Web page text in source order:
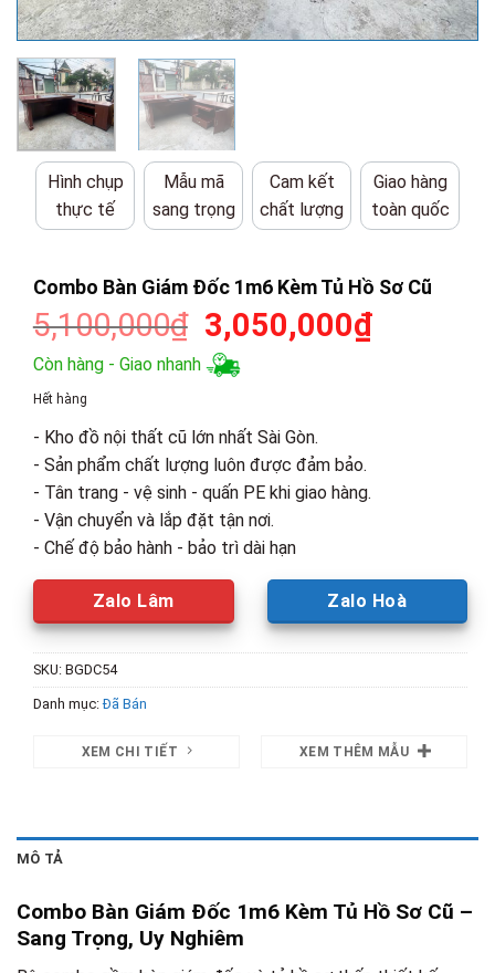
Hình chụp
thực tế
Mẫu mã
sang trọng
Cam kết
chất lượng
Giao hàng
toàn quốc
Combo Bàn Giám Đốc 1m6 Kèm Tủ Hồ Sơ Cũ
5,100,000₫ Giá
gốc
là:
3,050,000₫Giá
Còn hàng - Giao nhanh
Hết hàng
- Kho đồ nội thất cũ lớn nhất Sài Gòn.
- Sản phẩm chất lượng luôn được đảm bảo.
- Tân trang - vệ sinh - quấn PE khi giao hàng.
- Vận chuyển và lắp đặt tận nơi.
- Chế độ bảo hành - bảo trì dài hạn
Zalo Lâm Zalo Hoà
SKU: BGDC54
Danh mục:Đã Bán
XEM CHI TIẾT XEM THÊM MẪU
MÔ TẢ
Combo Bàn Giám Đốc 1m6 Kèm Tủ Hồ Sơ Cũ –
Sang Trọng, Uy Nghiêm